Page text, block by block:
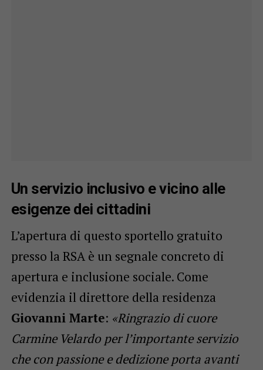
Un servizio inclusivo e vicino alle
esigenze dei cittadini
L’apertura di questo sportello gratuito
presso la RSA è un segnale concreto di
apertura e inclusione sociale. Come
evidenzia il direttore della residenza
Giovanni Marte: «Ringrazio di cuore
Carmine Velardo per l’importante servizio
che con passione e dedizione porta avanti